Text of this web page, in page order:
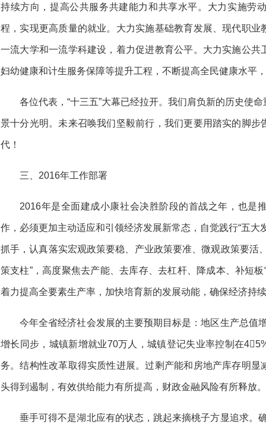
持续方向，提高公共服务共建能力和共享水平。大力实施劳
程，实现更高质量的就业。大力实施基础教育发展、现代职
一流大学和一流学科建设，着力促进教育公平。大力实施公
妇幼健康和计生服务保障等提升工程，不断提高全民健康水平
各位代表，“十三五”大幕已经拉开。我们肩负新的历史使
景十分光明。未来召唤我们坚毅前行，我们更要用踏实的脚
代！
三、2016年工作部署
2016年是全面建成小康社会决胜阶段的首战之年，也是
作，必须更加主动适应和引领经济发展新常态，自觉践行“五大
抓手，认真落实宏观政策要稳、产业政策要准、微观政策要活
策支柱”，高度聚焦去产能、去库存、去杠杆、降成本、补短
着力提高全要素生产率，加快培育新的发展动能，确保经济持
今年全省经济社会发展的主要预期目标是：地区生产总值
增长同步，城镇新增就业70万人，城镇登记失业率控制在
务。结构性改革取得实质性进展。过剩产能和房地产库存明
头得到遏制，有效供给能力有所提高，财政金融风险有所释放。
垂手可得不是湖北应有的状态，跳起来摘桃子方显追求。